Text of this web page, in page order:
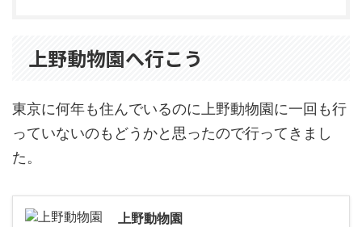
上野動物園へ行こう
東京に何年も住んでいるのに上野動物園に一回も行
っていないのもどうかと思ったので行ってきまし
た。
上野動物園